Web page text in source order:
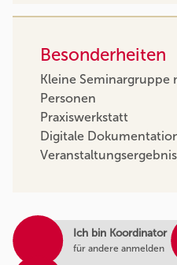
Ich bin Koordinator
für andere anmelden
Besonderheiten
Kleine Seminargruppe
Personen
Praxiswerkstatt
Digitale